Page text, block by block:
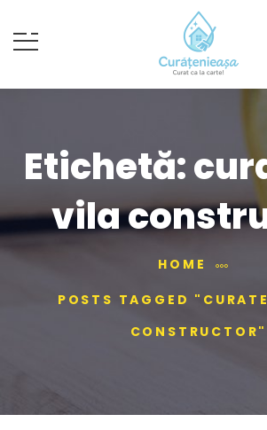
Etichetă:
vila
HOME
POSTS TAGGED
CONSTRUCTOR"